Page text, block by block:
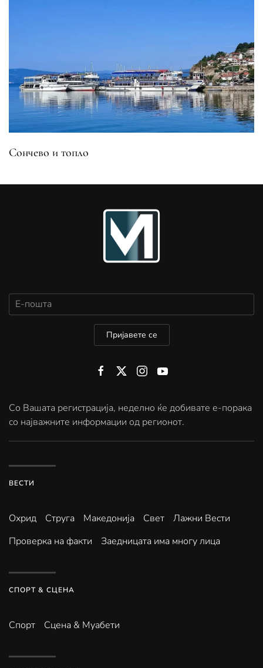
Сончево и топло
Пријавете се
Со Вашата регистрација, неделно ќе добивате е-порака
со најважните информации од регионот.
ВЕСТИ
Охрид Струга Македонија Свет
Лажни Вести
Проверка на факти
Заедницата има многу лица
СПОРТ & СЦЕНА
Спорт Сцена & Муабети